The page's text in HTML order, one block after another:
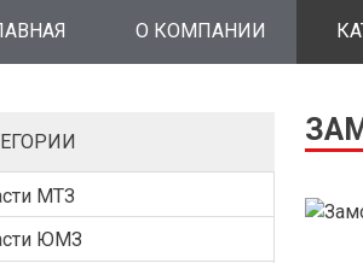
О КОМПАНИИ
МТЗ
ЮМЗ